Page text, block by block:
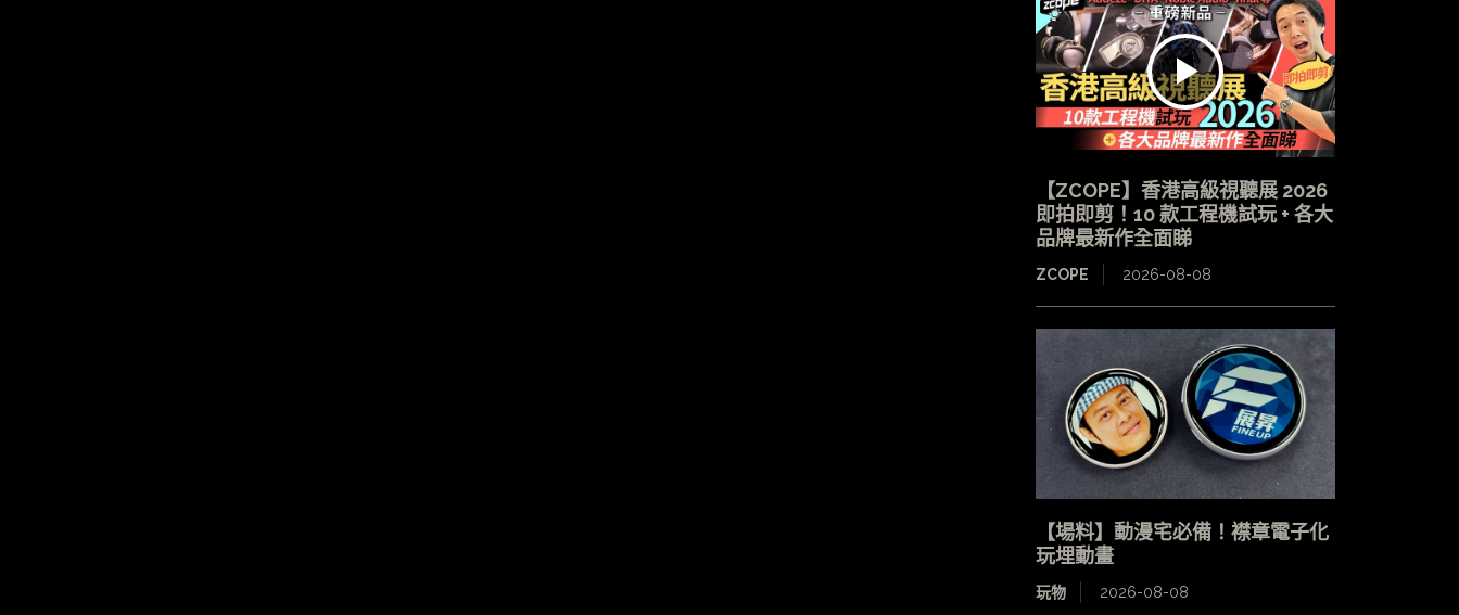
【ZCOPE】香港高級視聽展 2026
即拍即剪！10 款工程機試玩 + 各大
品牌最新作全面睇
ZCOPE 2026-08-08
【場料】動漫宅必備！襟章電子化
玩埋動畫
玩物 2026-08-08